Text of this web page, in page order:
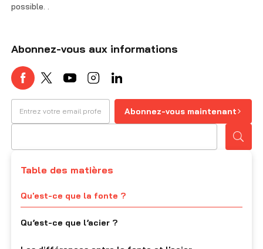
Table des matières
Qu'est-ce que la fonte ?
Qu’est-ce que l’acier ?
possible. .
Abonnez-vous aux informations
Abonnez-vous maintenant